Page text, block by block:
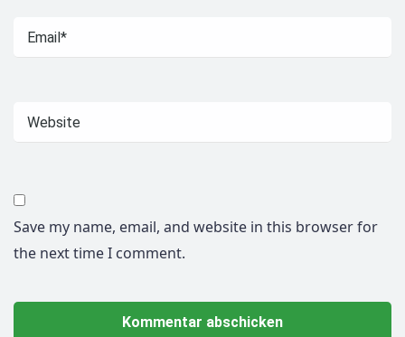
Save my name, email, and website in this browser for
the next time I comment.